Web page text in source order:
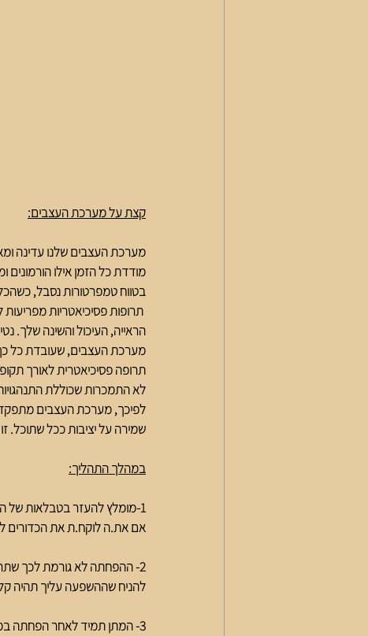
קצת על מערכת העצבים:
מערכת העצבים שלנו עדינה
מודדת כל הזמן אילו
בטווח טמפרטורות נסבל,
תרופות פסיכיאטריות
הראייה, העיכול והשינה שלך.
מערכת העצבים, שעובדת כל
תרופה פסיכיאטרית לאורך
לא התמכרות שכוללת
לפיכך, מערכת העצבים
שמירה על יציבות ככל
במהלך התהליך:
אם את.ה לוקח.ת את הכדורים לזמן
2- ההפחתה לא גורמת לכך
להניח שההשפעה עליך תהיה
3- המתן תמיד לאחר הפחתה